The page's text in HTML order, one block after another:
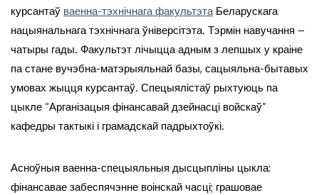
курсантаў ваенна-тэхнічнага факультэтаБеларускага
нацыянальнага тэхнічнага ўніверсітэта. Тэрмін навучання –
чатыры гады. Факультэт лічыцца адным з лепшых у краіне
па стане вучэбна-матэрыяльнай базы, сацыяльна-бытавых
умовах жыцця курсантаў. Спецыялістаў рыхтуюць па
цыкле “Арганізацыя фінансавай дзейнасці войскаў”
кафедры тактыкі і грамадскай падрыхтоўкі.
Асноўныя ваенна-спецыяльныя дысцыпліны цыкла:
фінансавае забеспячэнне воінскай часці; грашовае